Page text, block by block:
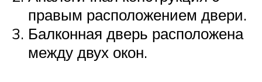
правым расположением двери.
Балконная дверь расположена
между двух окон.